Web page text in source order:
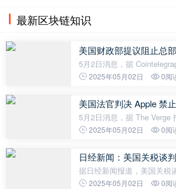
最新区块链知识
美国财政部提议阻止总
5月2日消息，据
融犯罪执法网络（FinCEN）
设或维护代理账户或可支付
2025年05月02日 0阅
美国法官判决 Apple 禁
5月2日消息，据 The Verge
Apple 案法官 Yvonne
效，并禁止该公司限制开发
2025年05月02日 0阅
日经新闻：美国关税谈
据日经新闻报道，美国关税
成协议的框架。美国的框架
2025年05月02日 0阅